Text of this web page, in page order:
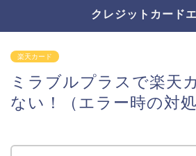
クレジットカード
楽天カード
ミラブルプラスで楽天
ない！（エラー時の対処